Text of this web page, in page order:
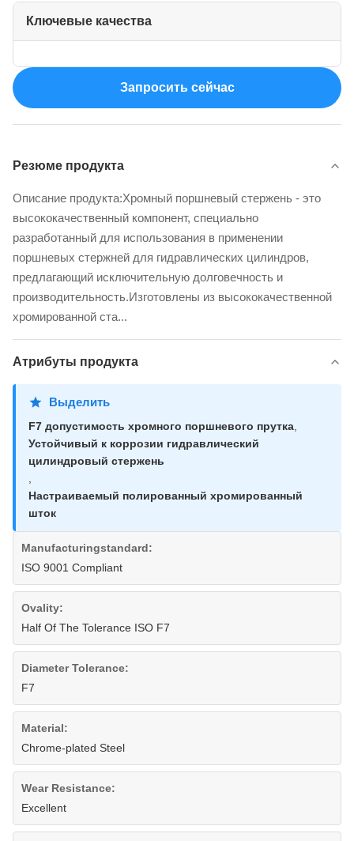
Ключевые качества
Запросить сейчас
Резюме продукта
Описание продукта:Хромный поршневый стержень - это
высококачественный компонент, специально
разработанный для использования в применении
поршневых стержней для гидравлических цилиндров,
предлагающий исключительную долговечность и
производительность.Изготовлены из высококачественной
хромированной ста...
Атрибуты продукта
Выделить
F7 допустимость хромного поршневого прутка
Устойчивый к коррозии гидравлический
цилиндровый стержень
Настраиваемый полированный хромированный
шток
Manufacturingstandard:
ISO 9001 Compliant
Ovality:
Half Of The Tolerance ISO F7
Diameter Tolerance:
F7
Material:
Chrome-plated Steel
Wear Resistance:
Excellent